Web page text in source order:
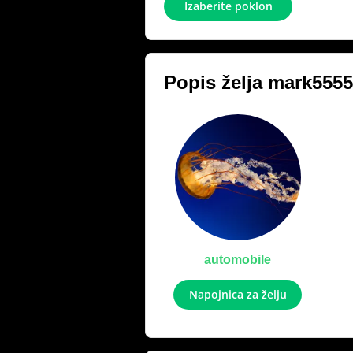
Izaberite poklon
Popis želja
automobile
Napojnica za želju